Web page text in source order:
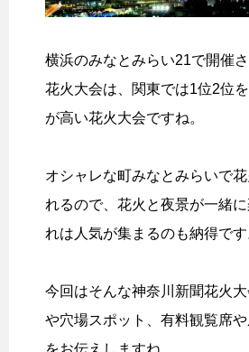
横浜のみなとみらい21で開催
花火大会は、関東では1位2位
が高い花火大会ですね。
オシャレな町みなとみらいで
れるので、花火と夜景が一緒
れは人気が集まるのも納得です
今回はそんな神奈川新聞花火
や穴場スポット、有料観覧席
をお伝えしますね。